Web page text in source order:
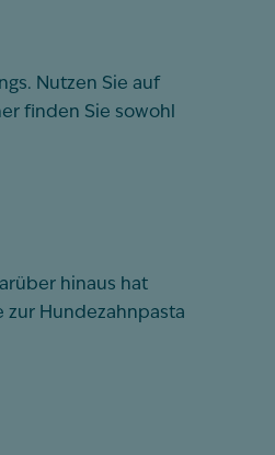
Nutzen Sie auf
finden Sie sowohl
hinaus hat
zur Hundezahnpasta